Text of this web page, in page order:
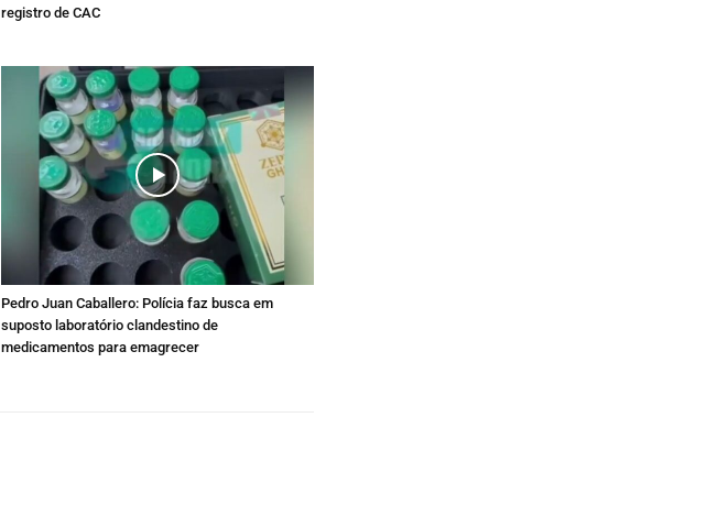
registro de CAC
Pedro Juan Caballero: Polícia faz busca em
suposto laboratório clandestino de
medicamentos para emagrecer